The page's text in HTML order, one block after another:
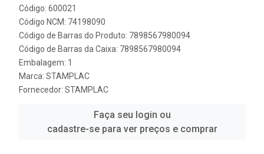
Código: 600021
Código NCM: 74198090
Código de Barras do Produto: 7898567980094
Código de Barras da Caixa: 7898567980094
Embalagem: 1
Marca: STAMPLAC
Fornecedor: STAMPLAC
Faça seu login ou
cadastre-se para ver preços e comprar